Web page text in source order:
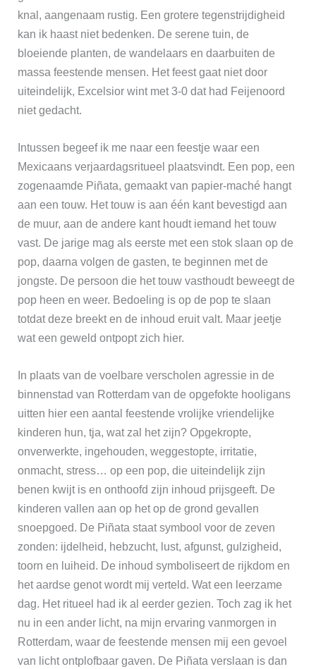
knal, aangenaam rustig. Een grotere tegenstrijdigheid
kan ik haast niet bedenken. De serene tuin, de
bloeiende planten, de wandelaars en daarbuiten de
massa feestende mensen. Het feest gaat niet door
uiteindelijk, Excelsior wint met 3-0 dat had Feijenoord
niet gedacht.
Intussen begeef ik me naar een feestje waar een
Mexicaans verjaardagsritueel plaatsvindt. Een pop, een
zogenaamde Piñata, gemaakt van papier-maché hangt
aan een touw. Het touw is aan één kant bevestigd aan
de muur, aan de andere kant houdt iemand het touw
vast. De jarige mag als eerste met een stok slaan op de
pop, daarna volgen de gasten, te beginnen met de
jongste. De persoon die het touw vasthoudt beweegt de
pop heen en weer. Bedoeling is op de pop te slaan
totdat deze breekt en de inhoud eruit valt. Maar jeetje
wat een geweld ontpopt zich hier.
In plaats van de voelbare verscholen agressie in de
binnenstad van Rotterdam van de opgefokte hooligans
uitten hier een aantal feestende vrolijke vriendelijke
kinderen hun, tja, wat zal het zijn? Opgekropte,
onverwerkte, ingehouden, weggestopte, irritatie,
onmacht, stress… op een pop, die uiteindelijk zijn
benen kwijt is en onthoofd zijn inhoud prijsgeeft. De
kinderen vallen aan op het op de grond gevallen
snoepgoed. De Piñata staat symbool voor de zeven
zonden: ijdelheid, hebzucht, lust, afgunst, gulzigheid,
toorn en luiheid. De inhoud symboliseert de rijkdom en
het aardse genot wordt mij verteld. Wat een leerzame
dag. Het ritueel had ik al eerder gezien. Toch zag ik het
nu in een ander licht, na mijn ervaring vanmorgen in
Rotterdam, waar de feestende mensen mij een gevoel
van licht ontplofbaar gaven. De Piñata verslaan is dan